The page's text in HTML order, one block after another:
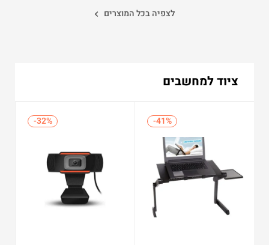
לצפיה בכל המוצרים
ציוד למחשבים
-41%
-32%